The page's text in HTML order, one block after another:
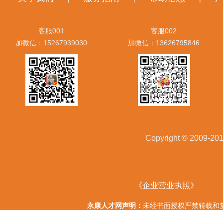
客服001
加微信：15267939030
客服002
加微信：13626795846
Copyright © 2009-
《企业营业执照》
永康人才网声明： 未经书面授权严禁转载和